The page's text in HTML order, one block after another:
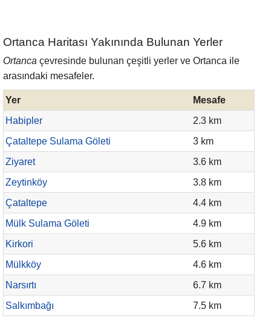
Ortanca Haritası Yakınında Bulunan Yerler
Ortanca çevresinde bulunan çeşitli yerler ve Ortanca ile
arasındaki mesafeler.
Yer
Mesafe
Habipler
2.3 km
Çataltepe Sulama Göleti
3 km
Ziyaret
3.6 km
Zeytinköy
3.8 km
Çataltepe
4.4 km
Mülk Sulama Göleti
4.9 km
Kirkori
5.6 km
Mülkköy
4.6 km
Narsırtı
6.7 km
Salkımbağı
7.5 km